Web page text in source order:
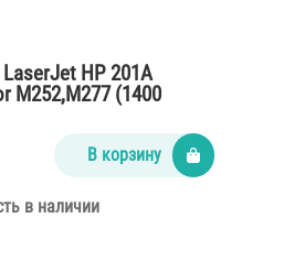
HP 201A
M252,M277 (1400
В корзину
в наличии